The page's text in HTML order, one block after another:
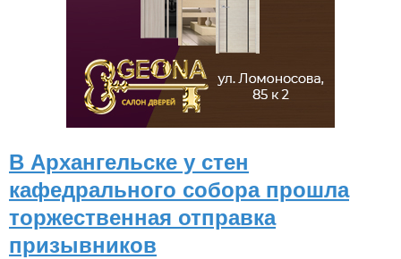
В Архангельске у стен
кафедрального собора прошла
торжественная отправка
призывников